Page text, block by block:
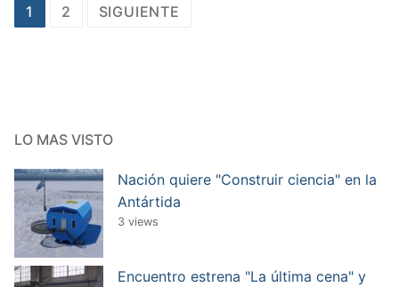
1 2 SIGUIENTE
LO MAS VISTO
Nación quiere "Construir ciencia" en la
Antártida
3 views
Encuentro estrena "La última cena" y